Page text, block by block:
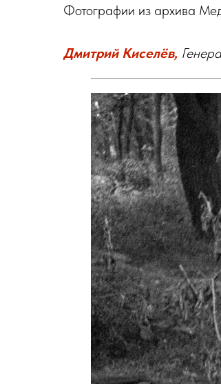
Фотографии из архива
Дмитрий Киселёв,